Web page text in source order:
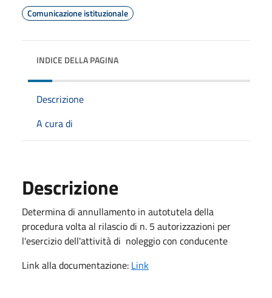
Comunicazione istituzionale
INDICE DELLA PAGINA
Descrizione
A cura di
Descrizione
Determina di annullamento in autotutela della
procedura volta al rilascio di n. 5 autorizzazioni per
l'esercizio dell'attività di noleggio con conducente
Link alla documentazione: Link